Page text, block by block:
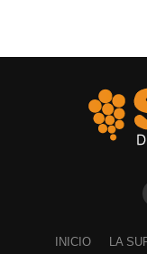
dinámicas. Según
posibilidades
La jueza fijó una
se practique una
con deducción de
INICIO LA